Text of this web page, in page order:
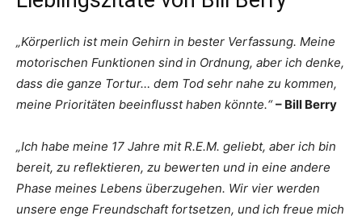
„Körperlich ist mein Gehirn in bester Verfassung. Meine
motorischen Funktionen sind in Ordnung, aber ich denke,
dass die ganze Tortur… dem Tod sehr nahe zu kommen,
meine Prioritäten beeinflusst haben könnte.“– Bill Berry
„Ich habe meine 17 Jahre mit R.E.M. geliebt, aber ich bin
bereit, zu reflektieren, zu bewerten und in eine andere
Phase meines Lebens überzugehen. Wir vier werden
unsere enge Freundschaft fortsetzen, und ich freue mich